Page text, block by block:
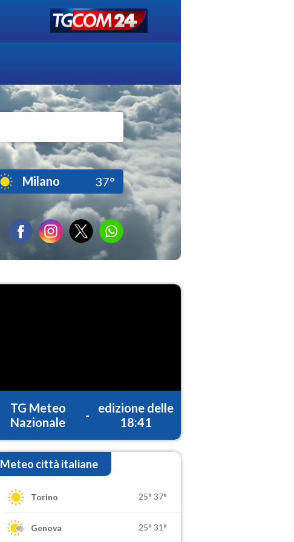
Milano 37°
TG Meteo
Nazionale
-
edizione delle
18:41
Meteo città italiane
Torino 25° 37°
Genova 25° 31°